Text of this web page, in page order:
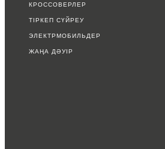
КРОССОВЕРЛЕР
ТІРКЕП СҮЙРЕУ
ЭЛЕКТРМОБИЛЬДЕР
ЖАҢА ДӘУІР